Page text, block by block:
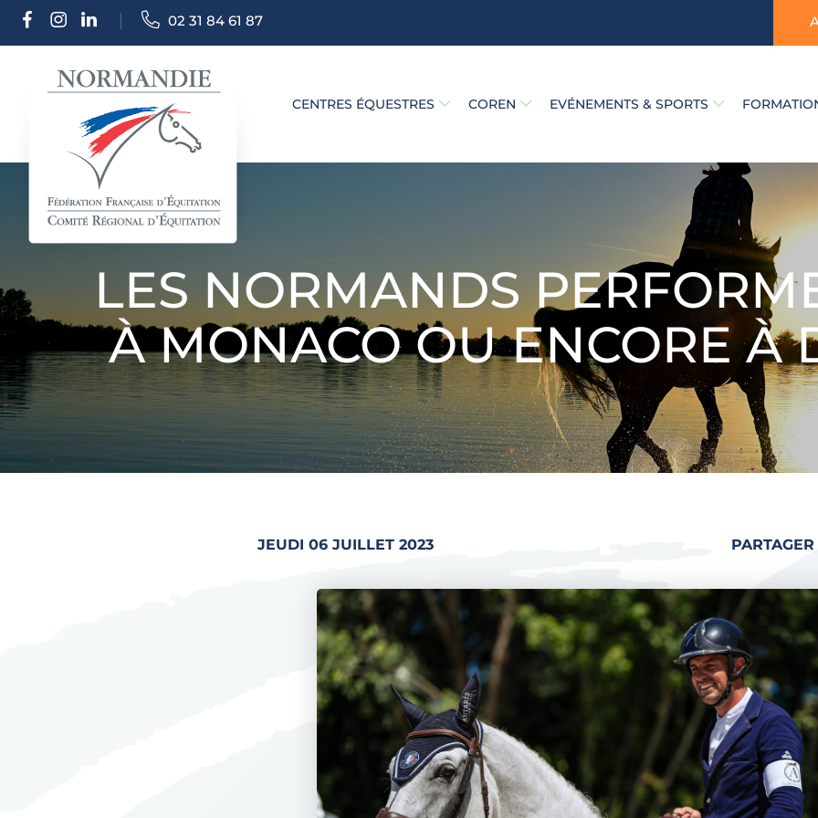
02 31 84 61 87
CENTRES ÉQUESTRES COREN EVÉNEMENTS & SPORTS
LES NORMANDS
À MONACO OU ENCORE À
JEUDI 06 JUILLET 2023